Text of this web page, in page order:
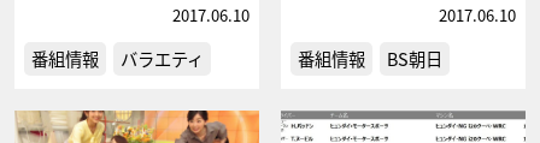
2017.06.10
番組情報 バラエティ
2017.06.10
番組情報 BS朝日